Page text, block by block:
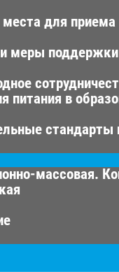
для приема
меры поддержки
питания в
стандарты
массовая.